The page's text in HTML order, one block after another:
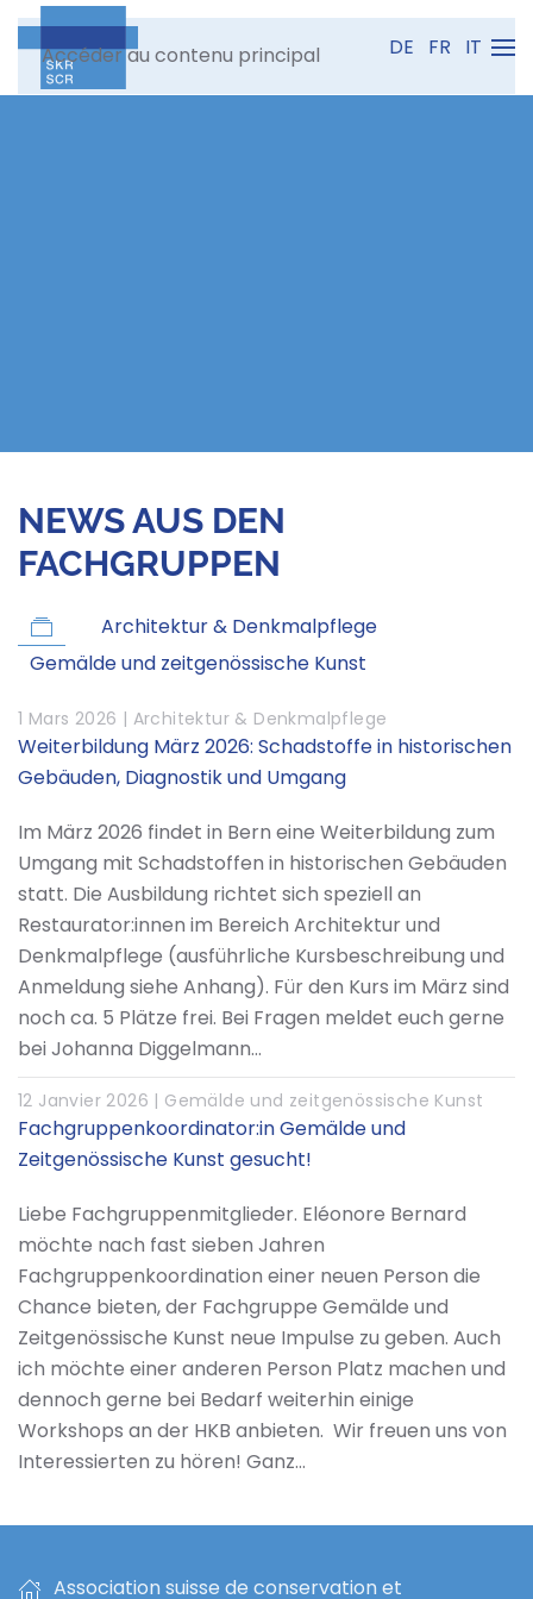
Accéder au contenu principal DE FR IT
NEWS AUS DEN
FACHGRUPPEN
Architektur & Denkmalpflege
Gemälde und zeitgenössische Kunst
1 Mars 2026 | Architektur & Denkmalpflege
Weiterbildung März 2026: Schadstoffe in historischen
Gebäuden, Diagnostik und Umgang
Im März 2026 findet in Bern eine Weiterbildung zum
Umgang mit Schadstoffen in historischen Gebäuden
statt. Die Ausbildung richtet sich speziell an
Restaurator:innen im Bereich Architektur und
Denkmalpflege (ausführliche Kursbeschreibung und
Anmeldung siehe Anhang). Für den Kurs im März sind
noch ca. 5 Plätze frei. Bei Fragen meldet euch gerne
bei Johanna Diggelmann…
12 Janvier 2026 | Gemälde und zeitgenössische Kunst
Fachgruppenkoordinator:in Gemälde und
Zeitgenössische Kunst gesucht!
Liebe Fachgruppenmitglieder. Eléonore Bernard
möchte nach fast sieben Jahren
Fachgruppenkoordination einer neuen Person die
Chance bieten, der Fachgruppe Gemälde und
Zeitgenössische Kunst neue Impulse zu geben. Auch
ich möchte einer anderen Person Platz machen und
dennoch gerne bei Bedarf weiterhin einige
Workshops an der HKB anbieten. Wir freuen uns von
Interessierten zu hören! Ganz…
Association suisse de conservation et